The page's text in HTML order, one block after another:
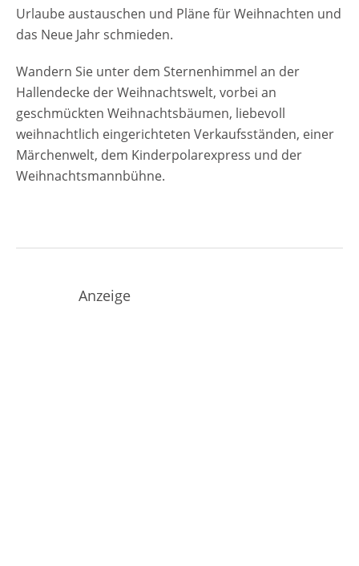
Urlaube austauschen und Pläne für Weihnachten und
das Neue Jahr schmieden.
Wandern Sie unter dem Sternenhimmel an der
Hallendecke der Weihnachtswelt, vorbei an
geschmückten Weihnachtsbäumen, liebevoll
weihnachtlich eingerichteten Verkaufsständen, einer
Märchenwelt, dem Kinderpolarexpress und der
Weihnachtsmannbühne.
Anzeige